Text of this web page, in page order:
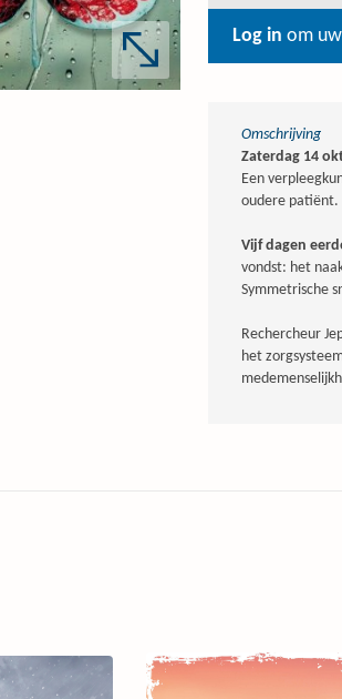
Log in om
Omschrijving
Zaterdag 14
Een
oudere patiënt.
Vijf dagen
vondst: het
Symmetrische
Rechercheur
het